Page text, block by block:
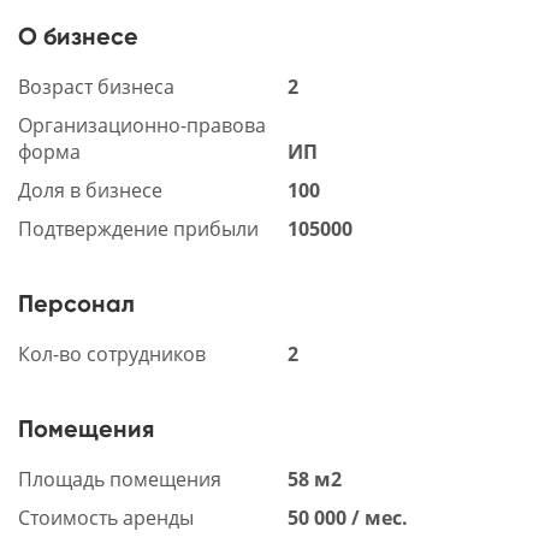
О бизнесе
Возраст бизнеса
2
Организационно-правова
форма
ИП
Доля в бизнесе
100
Подтверждение прибыли
105000
Персонал
Кол-во сотрудников 2
Помещения
Площадь помещения
58 м2
Стоимость аренды
50 000 / мес.